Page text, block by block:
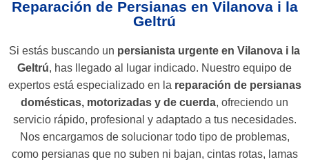
Reparación de Persianas en Vilanova i la
Geltrú
Si estás buscando un persianista urgente en Vilanova i la
Geltrú, has llegado al lugar indicado. Nuestro equipo de
expertos está especializado en la reparación de persianas
domésticas, motorizadas y de cuerda, ofreciendo un
servicio rápido, profesional y adaptado a tus necesidades.
Nos encargamos de solucionar todo tipo de problemas,
como persianas que no suben ni bajan, cintas rotas, lamas